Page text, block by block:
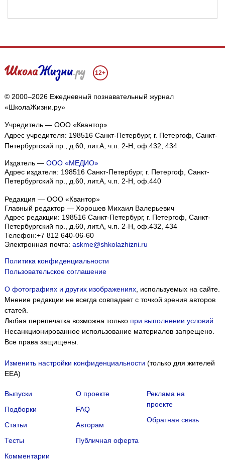
12+
© 2000–2026 Ежедневный познавательный журнал
«ШколаЖизни.ру»
Учредитель — ООО «Квантор»
Адрес учредителя: 198516 Санкт-Петербург, г. Петергоф, Санкт-
Петербургский пр., д.60, лит.А, ч.п. 2-Н, оф.432, 434
Издатель — ООО «МЕДИО»
Адрес издателя: 198516 Санкт-Петербург, г. Петергоф, Санкт-
Петербургский пр., д.60, лит.А, ч.п. 2-Н, оф.440
Редакция — ООО «Квантор»
Главный редактор — Хорошев Михаил Валерьевич
Адрес редакции: 198516 Санкт-Петербург, г. Петергоф Санкт-
Петербургский пр., д.60, лит.А, ч.п. 2-Н, оф.432, 434
Телефон:+7 812 640-06-60
Электронная почта: askme@shkolazhizni.ru
Политика конфиденциальности
Пользовательское соглашение
О фотографиях и других изображениях, используемых на сайте.
Мнение редакции не всегда совпадает с точкой зрения авторов
статей.
Любая перепечатка возможна только при выполнении условий
Несанкционированное использование материалов запрещено.
Все права защищены.
Изменить настройки конфиденциальности (только для жителей
EEA)
Выпуски
Подборки
Статьи
Тесты
Комментарии
О проекте
FAQ
Авторам
Публичная оферта
Реклама на
проекте
Обратная связь